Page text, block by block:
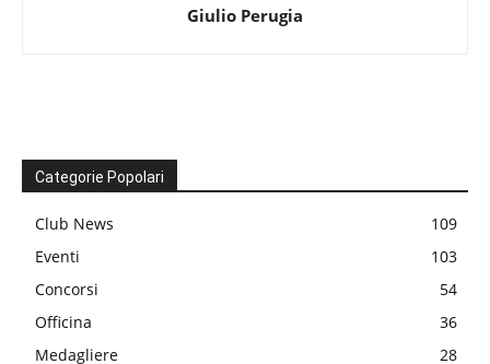
Giulio Perugia
Categorie Popolari
Club News
109
Eventi
103
Concorsi
54
Officina
36
Medagliere
28